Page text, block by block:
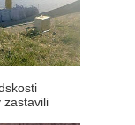
zastavili